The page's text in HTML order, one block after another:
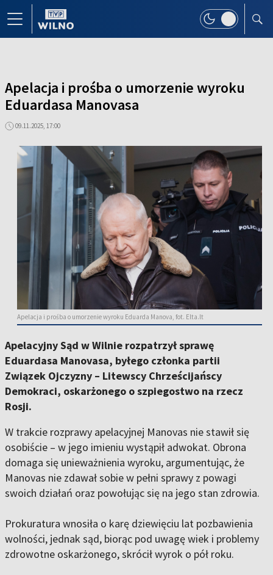
Apelacja i prośba o umorzenie wyroku
Eduardasa Manovasa
09.11.2025, 17:00
Apelacja i prośba o umorzenie wyroku Eduarda Manova, fot. Elta.lt
Apelacyjny Sąd w Wilnie rozpatrzył sprawę
Eduardasa Manovasa, byłego członka partii
Związek Ojczyzny – Litewscy Chrześcijańscy
Demokraci, oskarżonego o szpiegostwo na rzecz
Rosji.
W trakcie rozprawy apelacyjnej Manovas nie stawił się
osobiście – w jego imieniu wystąpił adwokat. Obrona
domaga się unieważnienia wyroku, argumentując, że
Manovas nie zdawał sobie w pełni sprawy z powagi
swoich działań oraz powołując się na jego stan zdrowia.
Prokuratura wnosiła o karę dziewięciu lat pozbawienia
wolności, jednak sąd, biorąc pod uwagę wiek i problemy
zdrowotne oskarżonego, skrócił wyrok o pół roku.